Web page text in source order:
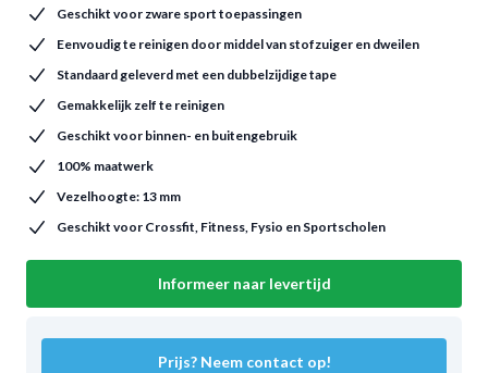
Geschikt voor zware sport toepassingen
Eenvoudig te reinigen door middel van stofzuiger en dweilen
Standaard geleverd met een dubbelzijdige tape
Gemakkelijk zelf te reinigen
Geschikt voor binnen- en buitengebruik
100% maatwerk
Vezelhoogte: 13 mm
Geschikt voor Crossfit, Fitness, Fysio en Sportscholen
Informeer naar levertijd
Prijs? Neem contact op!